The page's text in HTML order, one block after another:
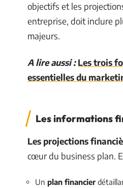
objectifs et les
entreprise, doit inclure
majeurs.
A lire aussi : Les trois
essentielles du
Les informations
Les projections
cœur du business plan.
Un plan financier